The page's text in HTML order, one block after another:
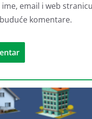
ime, email i web
komentare.